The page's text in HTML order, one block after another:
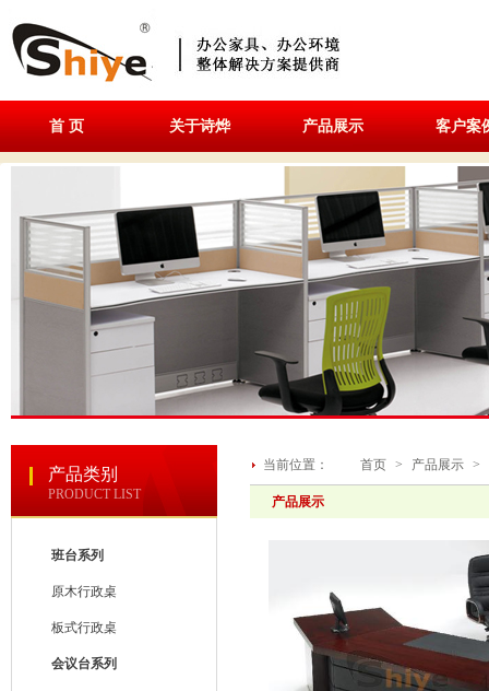
首 页 关于诗烨 产品展示 客户案
产品类别
PRODUCT LIST
班台系列
原木行政桌
板式行政桌
会议台系列
当前位置： 首页 > 产品展示 >
产品展示